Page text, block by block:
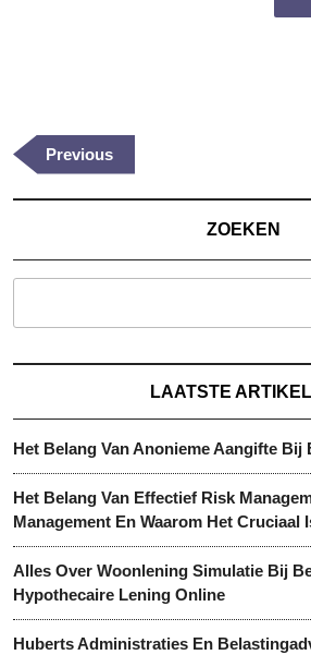
Previous
Post
Previous
ZOEKEN
LAATSTE
Het Belang Van Anonieme Aangifte
Het Belang Van Effectief Risk
Management En Waarom Het Cruciaal
Alles Over Woonlening Simulatie Bij
Hypothecaire Lening Online
Huberts Administraties En